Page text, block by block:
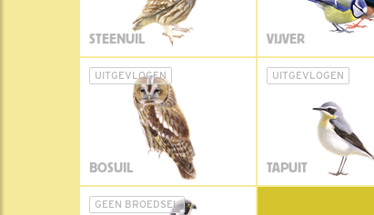
STEENUIL VIJVER
UITGEVLOGEN
BOSUIL
UITGEVLOGEN
TAPUIT
GEEN BROEDSEL